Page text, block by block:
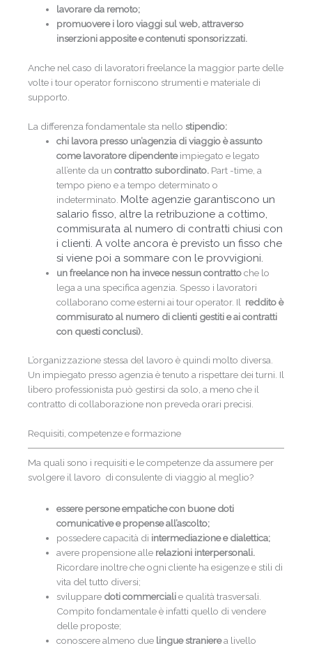
lavorare da remoto;
promuovere i loro viaggi sul web, attraverso
inserzioni apposite e contenuti sponsorizzati.
Anche nel caso di lavoratori freelance la maggior parte delle
volte i tour operator forniscono strumenti e materiale di
supporto.
La differenza fondamentale sta nello stipendio:
chi lavora presso un’agenzia di viaggio è assunto
come lavoratore dipendenteimpiegato e legato
all’ente da uncontratto subordinato. Part -time, a
tempo pieno e a tempo determinato o
indeterminato. Molte agenzie garantiscono un
salario fisso, altre la retribuzione a cottimo,
commisurata al numero di contratti chiusi con
i clienti. A volte ancora è previsto un fisso che
si viene poi a sommare con le provvigioni.
un freelance non ha invece nessun contrattoche lo
lega a una specifica agenzia. Spesso i lavoratori
collaborano come esterni ai tour operator. Il reddito è
commisurato al numero di clienti gestiti e ai contratti
con questi conclusi).
L’organizzazione stessa del lavoro è quindi molto diversa.
Un impiegato presso agenzia è tenuto a rispettare dei turni. Il
libero professionista può gestirsi da solo, a meno che il
contratto di collaborazione non preveda orari precisi.
Requisiti, competenze e formazione
Ma quali sono i requisiti e le competenze da assumere per
svolgere il lavoro di consulente di viaggio al meglio?
essere persone empatiche con buone doti
comunicative e propense all’ascolto;
possedere capacità di intermediazione e dialettica;
avere propensione alle relazioni interpersonali.
Ricordare inoltre che ogni cliente ha esigenze e stili di
vita del tutto diversi;
sviluppare doti commercialie qualità trasversali.
Compito fondamentale è infatti quello di vendere
delle proposte;
conoscere almeno due lingue stranierea livello